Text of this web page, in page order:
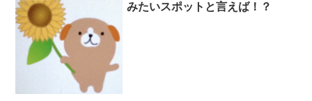
みたいスポットと言えば！？